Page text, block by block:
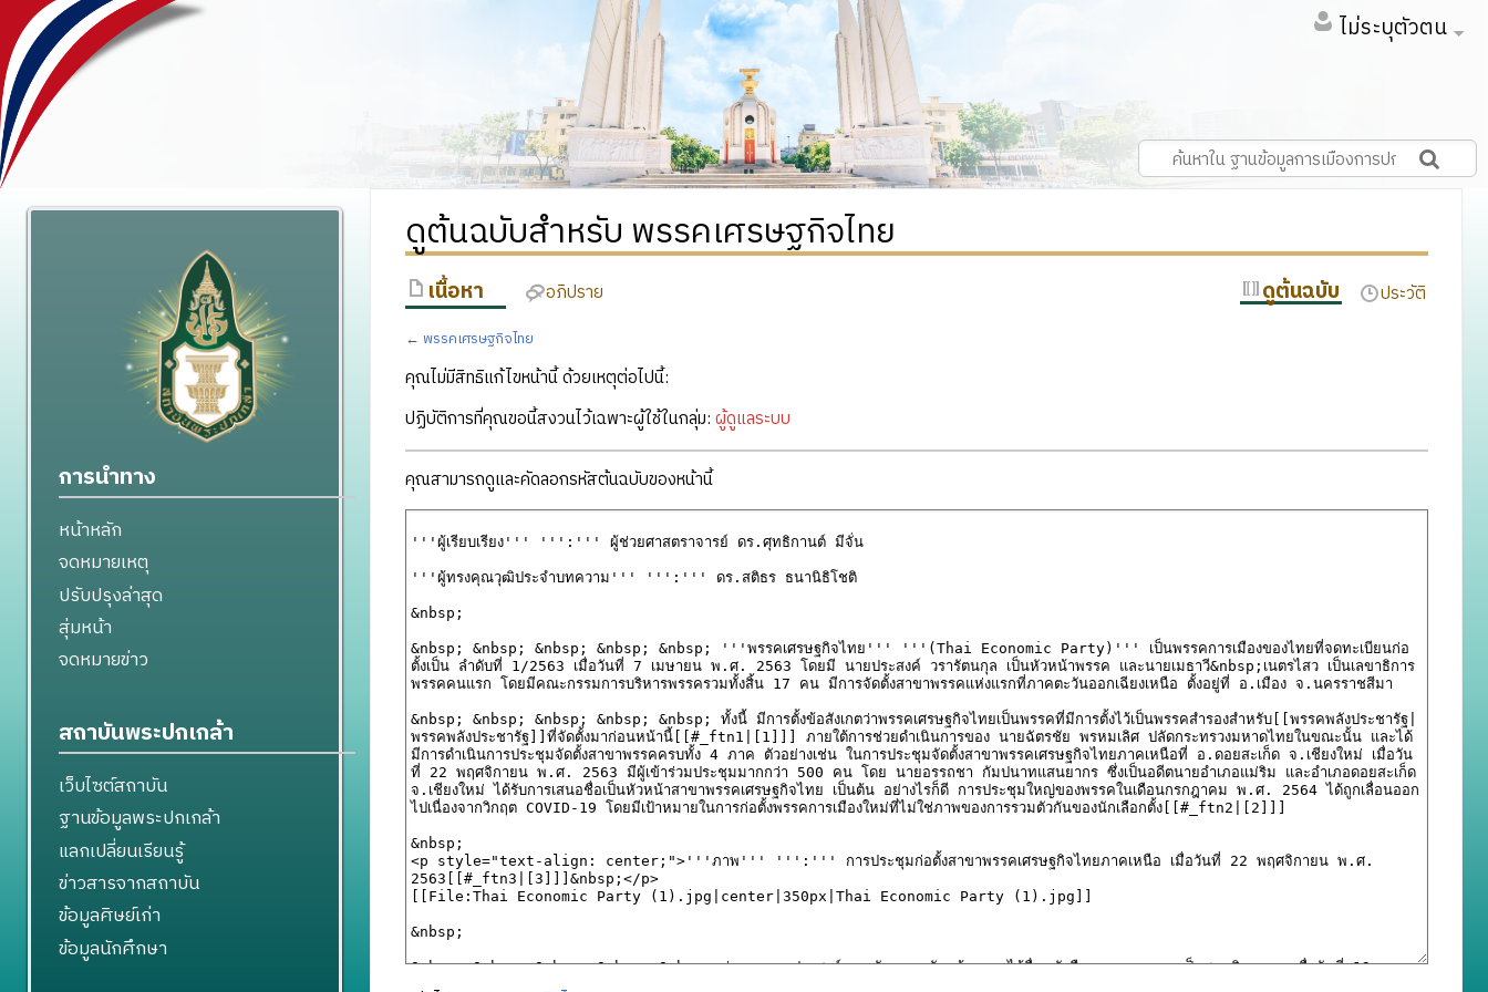
ไม่ระบุตัวตน
ดูต้นฉบับสำหรับ พรรคเศรษฐกิจไทย
เนื้อหา อภิปราย ดูต้นฉบับ ประวัติ
← พรรคเศรษฐกิจไทย
คุณไม่มีสิทธิแก้ไขหน้านี้ ด้วยเหตุต่อไปนี้:
ปฏิบัติการที่คุณขอนี้สงวนไว้เฉพาะผู้ใช้ในกลุ่ม: ผู้ดูแลระบบ
คุณสามารถดูและคัดลอกรหัสต้นฉบับของหน้านี้
การนำทาง
หน้าหลัก
จดหมายเหตุ
ปรับปรุงล่าสุด
สุ่มหน้า
จดหมายข่าว
สถาบันพระปกเกล้า
เว็บไซต์สถาบัน
ฐานข้อมูลพระปกเกล้า
แลกเปลี่ยนเรียนรู้
ข่าวสารจากสถาบัน
ข้อมูลศิษย์เก่า
ข้อมูลนักศึกษา